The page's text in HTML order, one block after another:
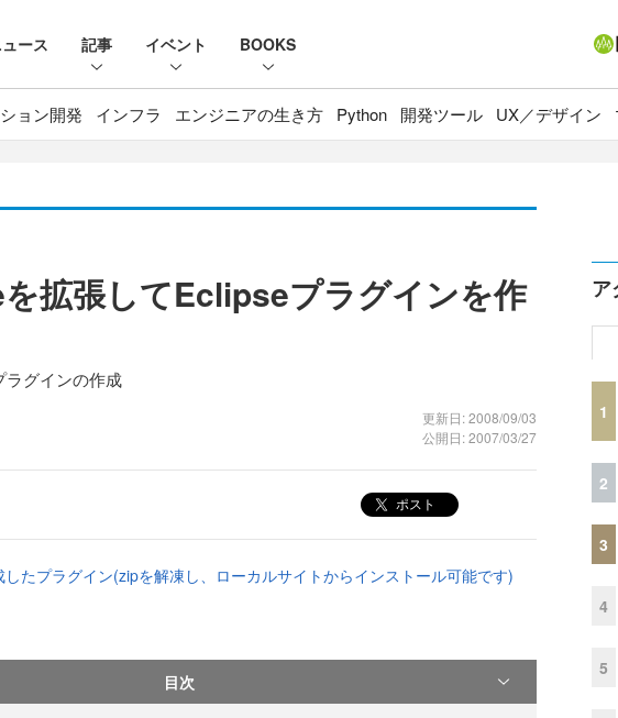
ース 記事 イベント BOOKS
ョン開発 インフラ エンジニアの生き方 Python 開発ツール UX／デザイン
拡張してEclipseプラグインを作
ラグインの作成
更新日: 2008/09/03
公開日: 2007/03/27
ポスト
したプラグイン(zipを解凍し、ローカルサイトからインストール可能です)
目次
ア
1
2
3
4
5